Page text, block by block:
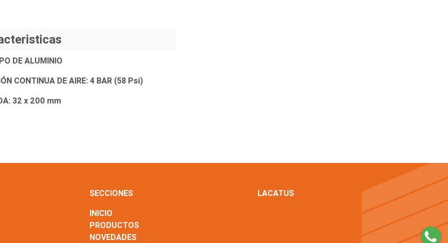
DE ALUMINIO
CONTINUA DE AIRE: 4 BAR (58 Psi)
32 x 200 mm
SECCIONES
INICIO
PRODUCTOS
NOVEDADES
LACATUS